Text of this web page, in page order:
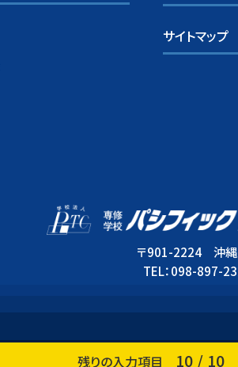
残りの入力項目 10 / 10
サイトマップ
〒901-2224 沖縄
TEL：098-897-
© 専修学校パシフィック テクノカレッジ. All